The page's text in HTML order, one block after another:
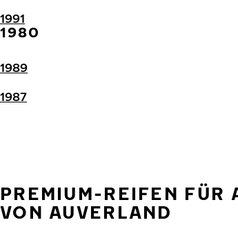
1991
1980
1989
1987
PREMIUM-REIFEN FÜR
VON AUVERLAND